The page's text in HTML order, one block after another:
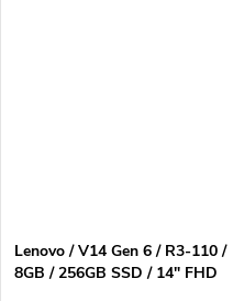
Lenovo / V14 Gen 6 / R3-110 /
8GB / 256GB SSD / 14" FHD